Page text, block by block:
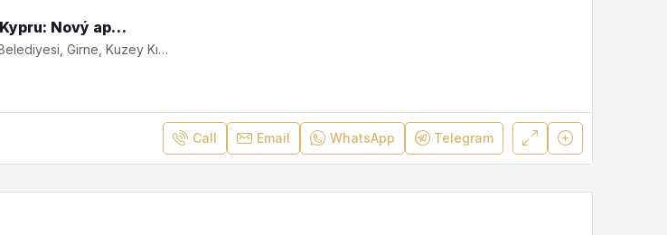
Nemovitosti na Severním Kypru: Nový apartmán 2+1 v centru Lapta SA-2482
Lapta, Lapta-Alsancak-Çamlıbel Belediyesi, Girne, Kuzey Kıbrıs, Κύπρος - Kıbrıs
Call Email WhatsApp Telegram